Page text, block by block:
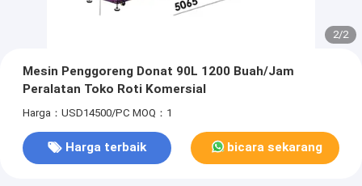
2/2
Mesin Penggoreng Donat 90L 1200 Buah/Jam
Peralatan Toko Roti Komersial
Harga：USD14500/PC MOQ：1
Harga terbaik bicara sekarang